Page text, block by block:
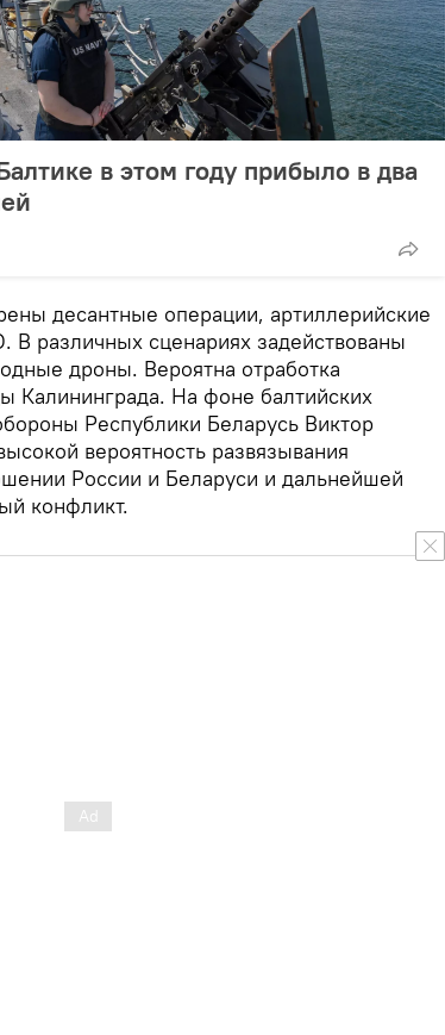
в этом году прибыло в два
десантные операции, артиллерийские
различных сценариях задействованы
дроны. Вероятна отработка
Калининграда. На фоне балтийских
Республики Беларусь Виктор
вероятность развязывания
России и Беларуси и дальнейшей
конфликт.